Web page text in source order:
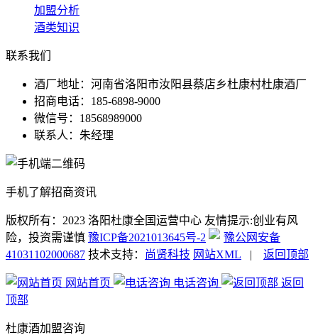
加盟分析
酒类知识
联系我们
酒厂地址：河南省洛阳市汝阳县蔡店乡杜康村杜康酒厂
招商电话：185-6898-9000
微信号：18568989000
联系人：朱经理
手机了解招商资讯
版权所有：2023 洛阳杜康全国运营中心 友情提示:创业有风
险，投资需谨慎 豫ICP备2021013645号-2
豫公网安备
41031102000687 技术支持： 尚贤科技 网站XML | 返回顶部
网站首页 电话咨询
返回
顶部
杜康酒加盟咨询